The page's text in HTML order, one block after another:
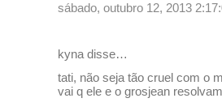
sábado, outubro 12, 2013
kyna disse…
tati, não seja tão cruel com o
vai q ele e o grosjean